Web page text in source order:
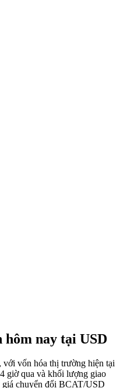
nay tại USD
vốn hóa thị trường hiện tại
giờ qua và khối lượng giao
chuyển đổi BCAT/USD